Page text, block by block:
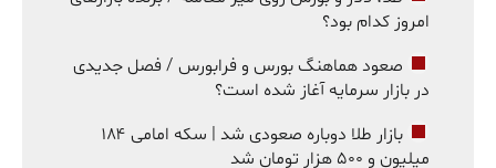
امروز کدام بود؟
صعود هماهنگ بورس و فرابورس / فصل جدیدی
در بازار سرمایه آغاز شده است؟
بازار طلا دوباره صعودی شد | سکه امامی ۱۸۴
میلیون و ۵۰۰ هزار تومان شد